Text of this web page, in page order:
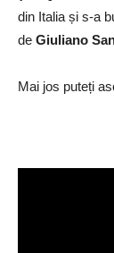
din Italia și s-a
de Giuliano
Mai jos puteți